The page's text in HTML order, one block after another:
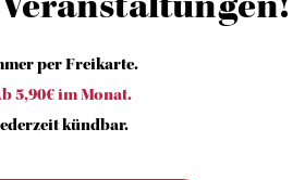
per Freikarte.
5,90€ im Monat.
kündbar.